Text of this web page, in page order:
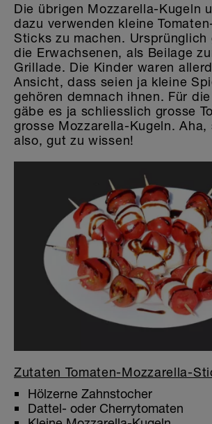
Die übrigen Mozzarella-Kugeln
dazu verwenden kleine
Sticks zu machen. Ursprünglich
die Erwachsenen, als Beilage
Grillade. Die Kinder waren
Ansicht, dass seien ja kleine
gehören demnach ihnen. Für die
gäbe es ja schliesslich grosse
grosse Mozzarella-Kugeln. Aha,
also, gut zu wissen!
Zutaten Tomaten-Mozzarella-
Hölzerne Zahnstocher
Dattel- oder Cherrytomaten